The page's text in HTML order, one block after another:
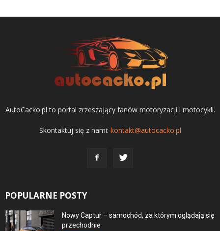
AutoCacko.pl to portal zrzeszający fanów motoryzacji i motocykli.
Skontaktuj się z nami: kontakt@autocacko.pl
POPULARNE POSTY
Nowy Captur – samochód, za którym oglądają się
przechodnie